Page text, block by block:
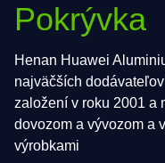
Pokrývka
Henan Huawei
najväčších
založení v roku 2001 a
dovozom a vývozom a
výrobkami